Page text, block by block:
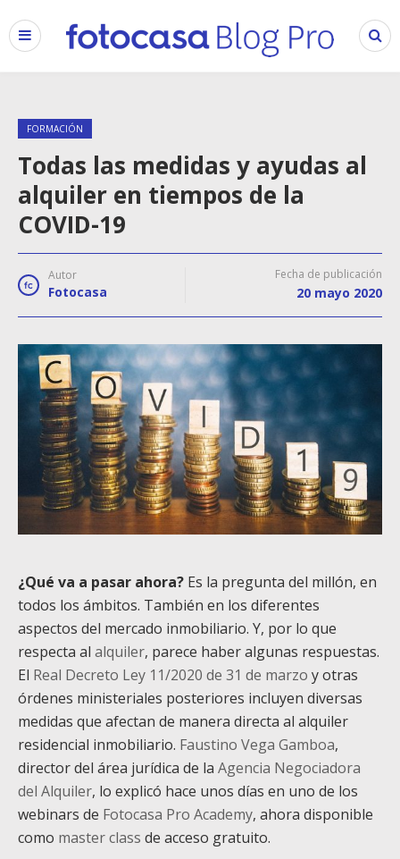
FORMACIÓN
Todas las medidas y ayudas al
alquiler en tiempos de la
COVID-19
Autor
Fotocasa
Fecha de publicación
20 mayo 2020
¿Qué va a pasar ahora? Es la pregunta del millón, en
todos los ámbitos. También en los diferentes
aspectos del mercado inmobiliario. Y, por lo que
respecta al alquiler, parece haber algunas respuestas.
El Real Decreto Ley 11/2020 de 31 de marzo y otras
órdenes ministeriales posteriores incluyen diversas
medidas que afectan de manera directa al alquiler
residencial inmobiliario. Faustino Vega Gamboa,
director del área jurídica de la Agencia Negociadora
del Alquiler, lo explicó hace unos días en uno de los
webinars de Fotocasa Pro Academy, ahora disponible
como master class de acceso gratuito.